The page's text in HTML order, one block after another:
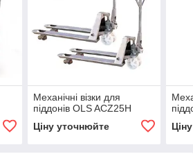
Механічні візки для
піддонів OLS ACZ25H
Ціну уточнюйте